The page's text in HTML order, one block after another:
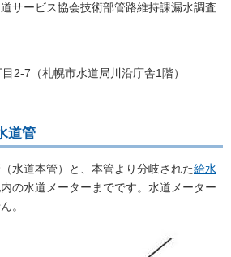
サービス協会技術部管路維持課漏水調査
2-7（札幌市水道局川沿庁舎1階）
道管
水道本管）と、本管より分岐された給水
の水道メーターまでです。水道メーター
。